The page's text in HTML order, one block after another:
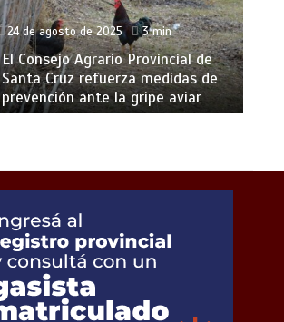
24 de agosto de 2025 3 min
El Consejo Agrario Provincial de
Santa Cruz refuerza medidas de
prevención ante la gripe aviar